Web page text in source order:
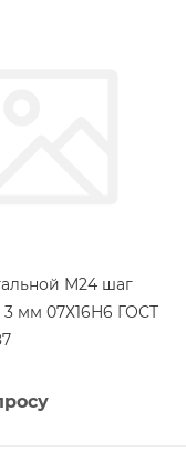
М24 шаг
3 мм 07Х16Н6 ГОСТ